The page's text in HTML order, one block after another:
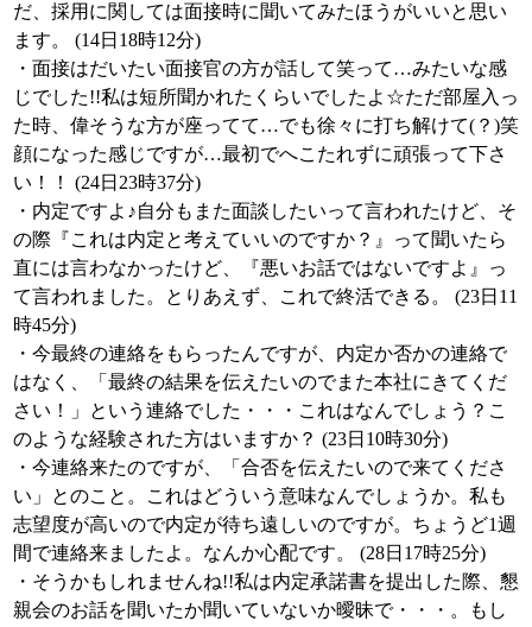
だ、採用に関しては面接時に聞いてみたほうがいいと思い
ます。 (14日18時12分)
・面接はだいたい面接官の方が話して笑って…みたいな感
じでした!!私は短所聞かれたくらいでしたよ☆ただ部屋入っ
た時、偉そうな方が座ってて…でも徐々に打ち解けて(？)笑
顔になった感じですが…最初でへこたれずに頑張って下さ
い！！ (24日23時37分)
・内定ですよ♪自分もまた面談したいって言われたけど、そ
の際『これは内定と考えていいのですか？』って聞いたら
直には言わなかったけど、『悪いお話ではないですよ』っ
て言われました。とりあえず、これで終活できる。 (23日11
時45分)
・今最終の連絡をもらったんですが、内定か否かの連絡で
はなく、「最終の結果を伝えたいのでまた本社にきてくだ
さい！」という連絡でした・・・これはなんでしょう？こ
のような経験された方はいますか？ (23日10時30分)
・今連絡来たのですが、「合否を伝えたいので来てくださ
い」とのこと。これはどういう意味なんでしょうか。私も
志望度が高いので内定が待ち遠しいのですが。ちょうど1週
間で連絡来ましたよ。なんか心配です。 (28日17時25分)
・そうかもしれませんね!!私は内定承諾書を提出した際、懇
親会のお話を聞いたか聞いていないか曖昧で・・・。もし